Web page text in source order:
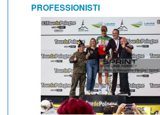
PROFESSIONISTI